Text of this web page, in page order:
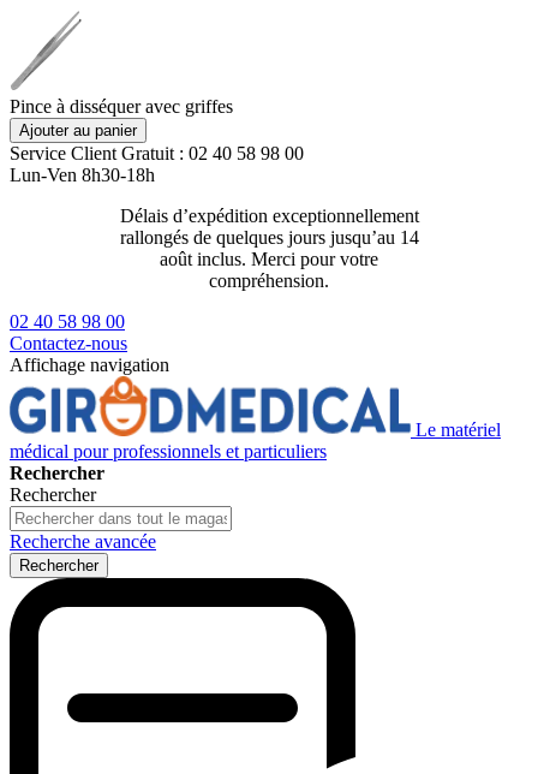
Pince à disséquer avec griffes
Ajouter au panier
Service Client Gratuit : 02 40 58 98 00
Lun-Ven 8h30-18h
Délais d’expédition exceptionnellement
rallongés de quelques jours jusqu’au 14
août inclus. Merci pour votre
compréhension.
02 40 58 98 00
Contactez-nous
Affichage navigation
Le matériel
médical pour professionnels et particuliers
Rechercher
Rechercher
Recherche avancée
Rechercher